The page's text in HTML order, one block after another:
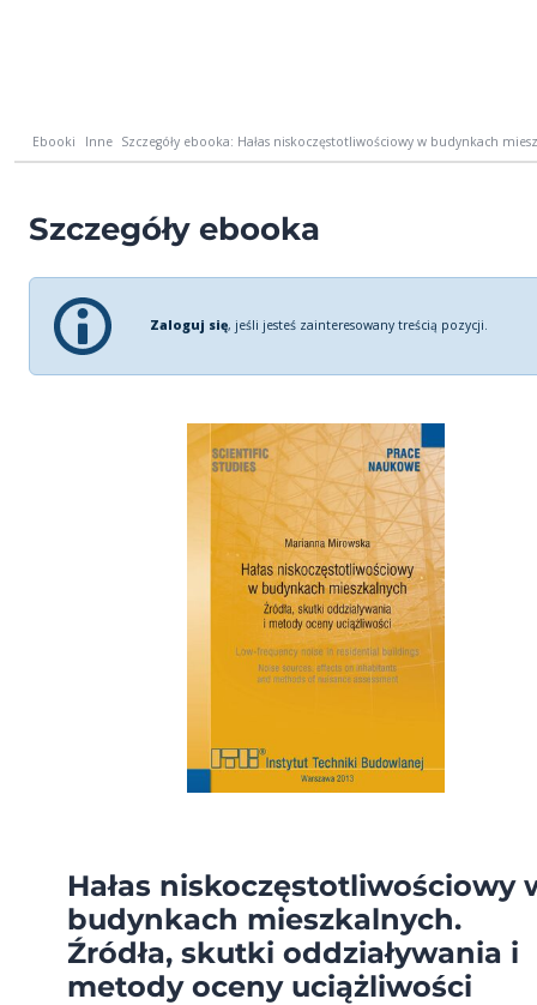
Ebooki Inne Szczegóły ebooka: Hałas niskoczęstotliwościowy w budynkach
Szczegóły ebooka
Zaloguj się, jeśli jesteś zainteresowany treścią pozycji.
Hałas niskoczęstotliwościowy
budynkach mieszkalnych.
Źródła, skutki oddziaływania i
metody oceny uciążliwości